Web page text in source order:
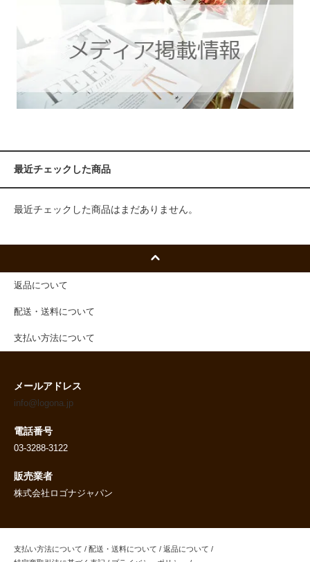
最近チェックした商品
最近チェックした商品はまだありません。
返品について
配送・送料について
支払い方法について
メールアドレス
info@logona.jp
電話番号
03-3288-3122
販売業者
株式会社ロゴナジャパン
支払い方法について / 配送・送料について / 返品について /